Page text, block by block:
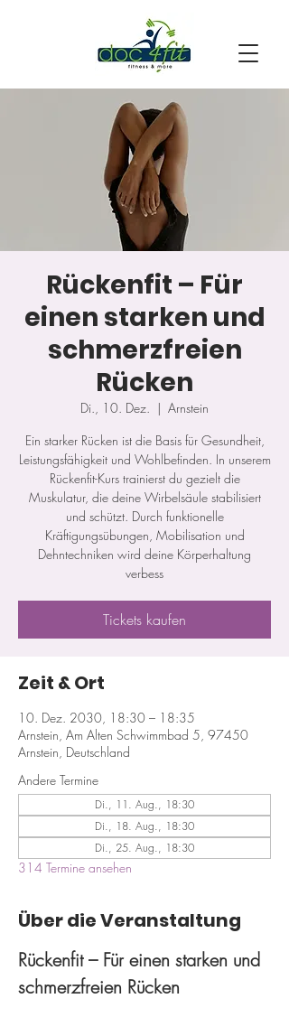
Rückenfit – Für
einen starken und
schmerzfreien
Rücken
Di., 10. Dez.
  |
Arnstein
Ein starker Rücken ist die Basis für Gesundheit,
Leistungsfähigkeit und Wohlbefinden. In unserem
Rückenfit-Kurs trainierst du gezielt die
Muskulatur, die deine Wirbelsäule stabilisiert
und schützt. Durch funktionelle
Kräftigungsübungen, Mobilisation und
Dehntechniken wird deine Körperhaltung
verbess
Tickets kaufen
Zeit & Ort
10. Dez. 2030, 18:30 – 18:35
Arnstein, Am Alten Schwimmbad 5, 97450
Arnstein, Deutschland
Andere Termine
Di., 11. Aug., 18:30
Di., 18. Aug., 18:30
Di., 25. Aug., 18:30
314 Termine ansehen
Über die Veranstaltung
Rückenfit – Für einen starken und
schmerzfreien Rücken